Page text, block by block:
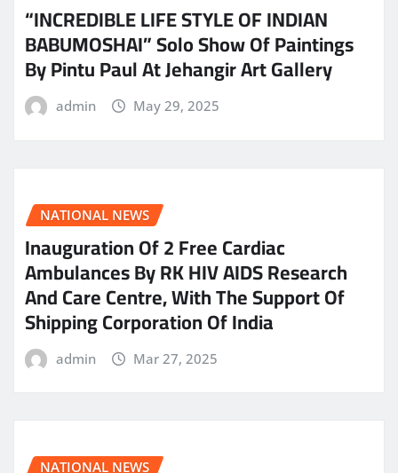
“INCREDIBLE LIFE STYLE OF INDIAN
BABUMOSHAI” Solo Show Of Paintings
By Pintu Paul At Jehangir Art Gallery
admin May 29, 2025
NATIONAL NEWS
Inauguration Of 2 Free Cardiac
Ambulances By RK HIV AIDS Research
And Care Centre, With The Support Of
Shipping Corporation Of India
admin Mar 27, 2025
NATIONAL NEWS